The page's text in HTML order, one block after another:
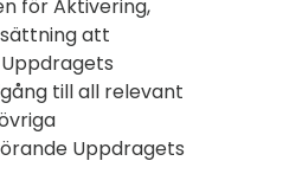
för Aktivering,
att
till all relevant
Uppdragets